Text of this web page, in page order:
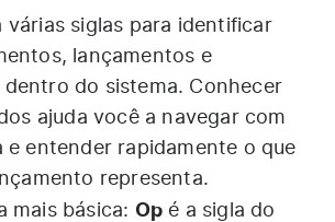
várias siglas para identificar
lançamentos e
do sistema. Conhecer
ajuda você a navegar com
e entender rapidamente o que
representa.
mais básica: Op é a sigla do